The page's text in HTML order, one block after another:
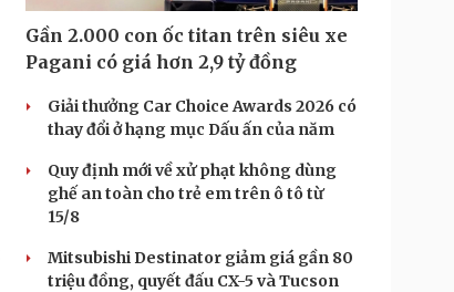
Gần 2.000 con ốc titan trên siêu xe
Pagani có giá hơn 2,9 tỷ đồng
Giải thưởng Car Choice Awards 2026 có
thay đổi ở hạng mục Dấu ấn của năm
Quy định mới về xử phạt không dùng
ghế an toàn cho trẻ em trên ô tô từ
15/8
Mitsubishi Destinator giảm giá gần 80
triệu đồng, quyết đấu CX-5 và Tucson